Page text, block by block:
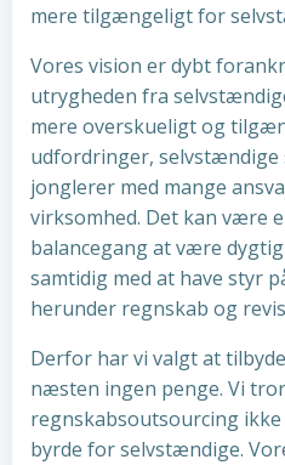
mere tilgængeligt for
Vores vision er dybt
utrygheden fra
mere overskueligt og
udfordringer, selvstændige
jonglerer med mange
virksomhed. Det kan være
balancegang at være
samtidig med at have styr
herunder regnskab og
Derfor har vi valgt at
næsten ingen penge. Vi
regnskabsoutsourcing
byrde for selvstændige.